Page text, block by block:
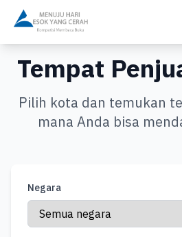
Tempat
Pilih kota dan temukan
mana Anda bisa
Negara